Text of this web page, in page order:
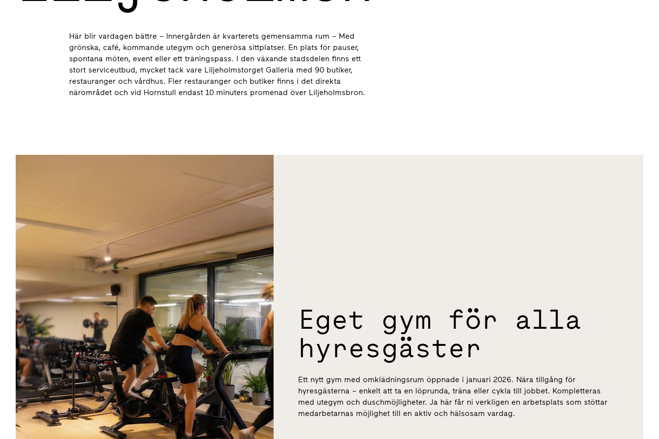
Här blir vardagen bättre – Innergården är kvarterets gemensamma rum – Med
grönska, café, kommande utegym och generösa sittplatser. En plats för pauser,
spontana möten, event eller ett träningspass. I den växande stadsdelen finns ett
stort serviceutbud, mycket tack vare Liljeholmstorget Galleria med 90 butiker,
restauranger och vårdhus. Fler restauranger och butiker finns i det direkta
närområdet och vid Hornstull endast 10 minuters promenad över Liljeholmsbron.
Eget gym för alla
hyresgäster
Ett nytt gym med omklädningsrum öppnade i januari 2026. Nära tillgång för
hyresgästerna – enkelt att ta en löprunda, träna eller cykla till jobbet. Kompletteras
med utegym och duschmöjligheter. Ja här får ni verkligen en arbetsplats som stöttar
medarbetarnas möjlighet till en aktiv och hälsosam vardag.